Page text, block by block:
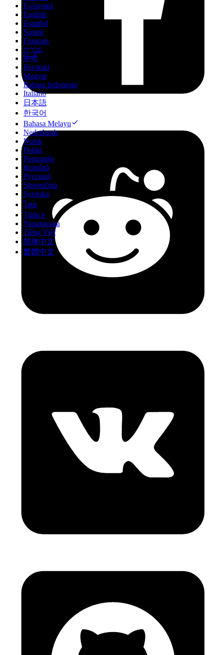
Ελληνικά
English
Español
Suomi
Français
עברית
हिन्दी
Hrvatski
Magyar
Bahasa Indonesia
Italiano
日本語
한국어
Bahasa Melayu
Nederlands
Norsk
Polski
Português
Română
Русский
Slovenčina
Svenska
ไทย
Türkçe
Українська
Tiếng Việt
简体中文
繁體中文